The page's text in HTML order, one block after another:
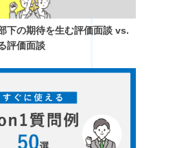
下の期待を生む評価面談 vs.
評価面談